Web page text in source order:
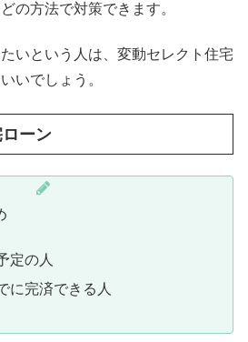
の方法で対策できます。
いという人は、変動セレクト住宅
いでしょう。
ーン
定の人
に完済できる人